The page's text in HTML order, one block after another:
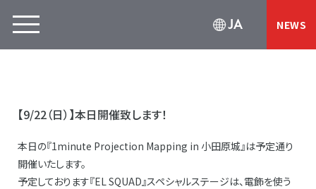
JA NEWS
【9/22（日）】本日開催致します！
本日の『1minute Projection Mapping in 小田原城』は予定通り
開催いたします。
予定しております『EL SQUAD』スペシャルステージは、電飾を使う